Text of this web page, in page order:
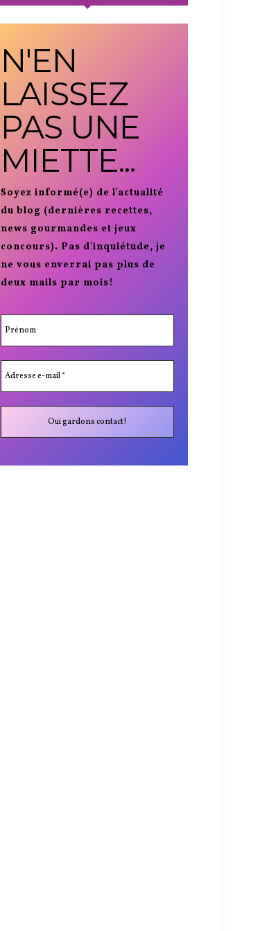
N'EN
LAISSEZ
PAS UNE
MIETTE...
Soyez informé(e) de l'actualité
du blog (dernières recettes,
news gourmandes et jeux
concours). Pas d'inquiétude, je
ne vous enverrai pas plus de
deux mails par mois!